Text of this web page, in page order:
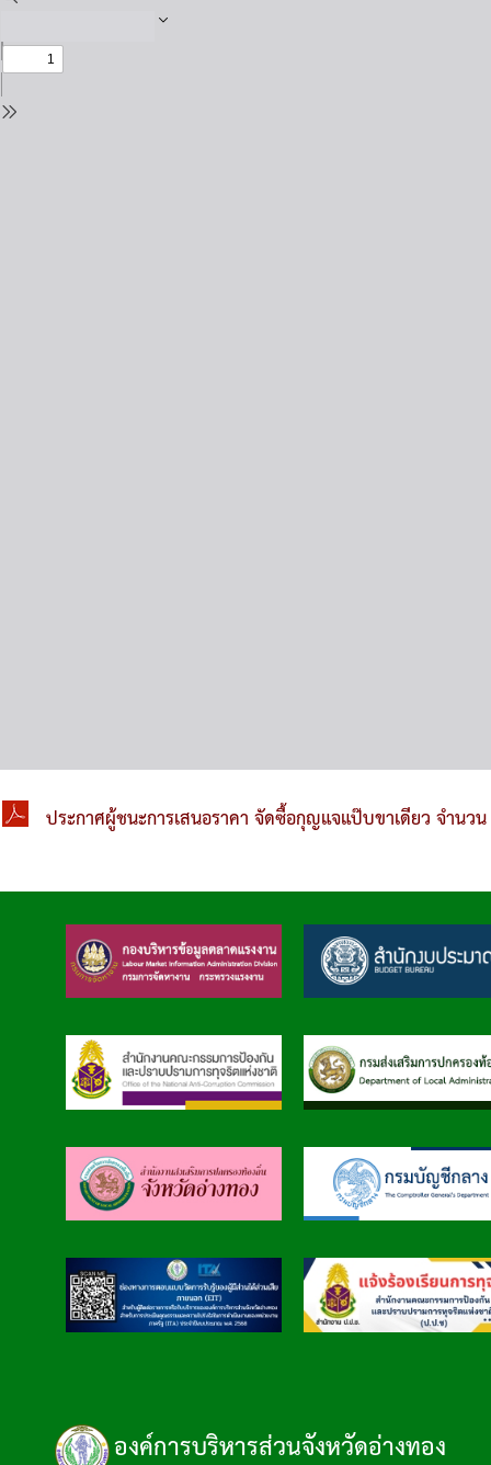
ประกาศผู้ชนะการเสนอราคา จัดซื้อกุญแจแป๊บขาเดียว จำนวน
องค์การบริหารส่วนจังหวัดอ่างทอง